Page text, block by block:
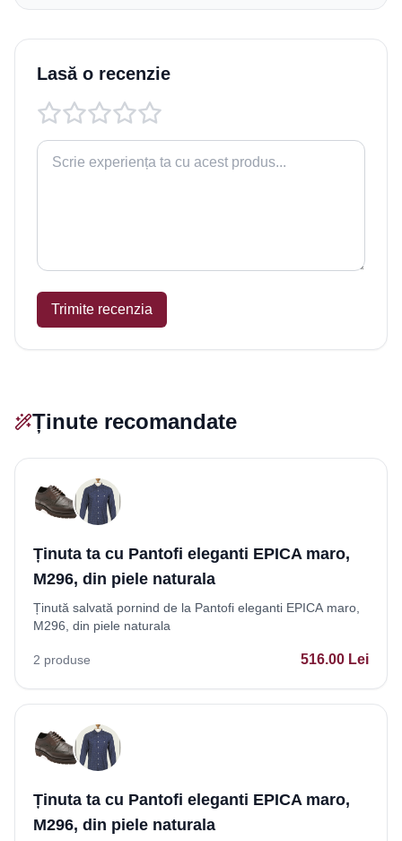
Lasă o recenzie
Trimite recenzia
Ținute recomandate
Ținuta ta cu Pantofi eleganti EPICA maro,
M296, din piele naturala
Ținută salvată pornind de la Pantofi eleganti EPICA maro,
M296, din piele naturala
2 produse 516.00 Lei
Ținuta ta cu Pantofi eleganti EPICA maro,
M296, din piele naturala